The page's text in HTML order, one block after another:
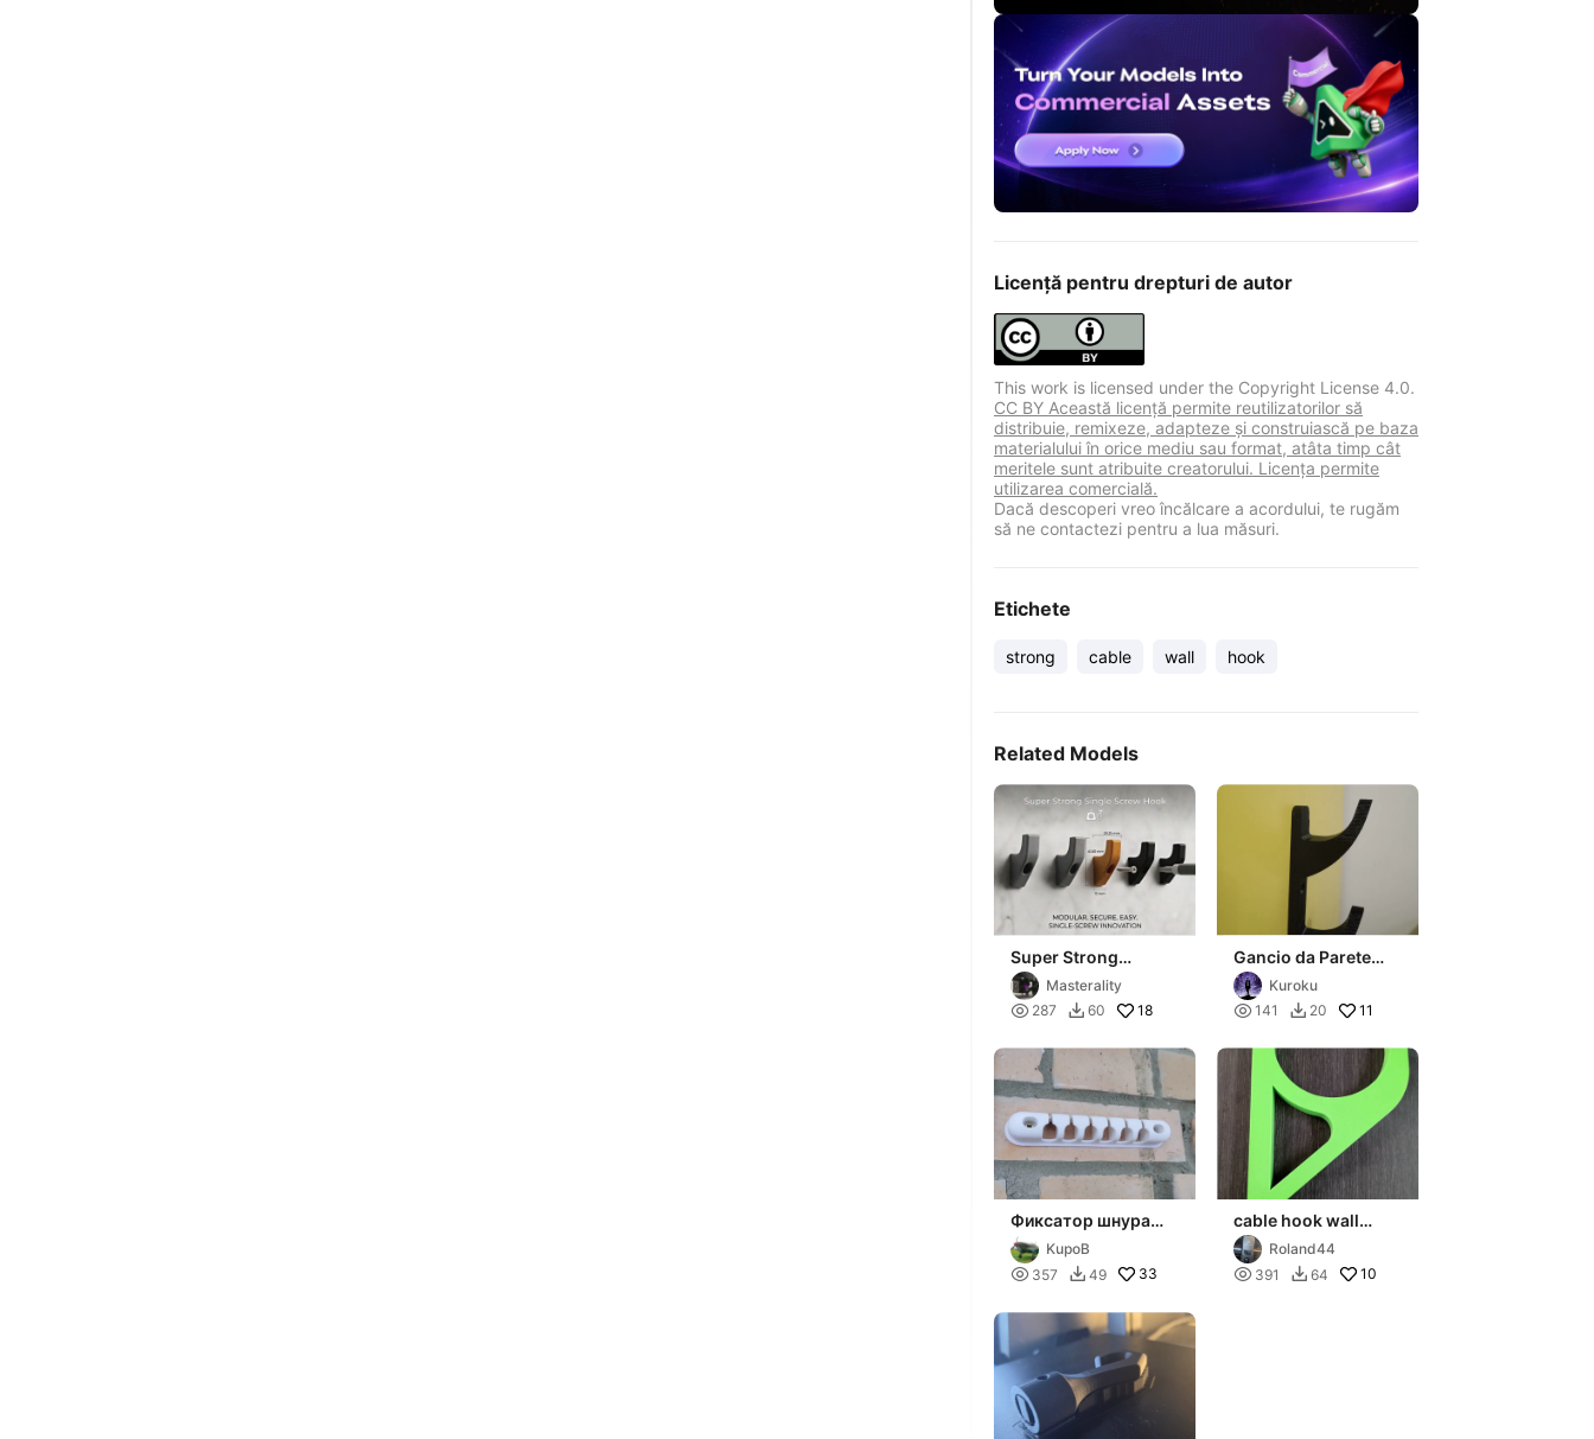
Licență pentru drepturi de autor
This work is licensed under the Copyright License 4.0.
CC BY Această licență permite reutilizatorilor să
distribuie, remixeze, adapteze și construiască pe baza
materialului în orice mediu sau format, atâta timp cât
meritele sunt atribuite creatorului. Licența permite
utilizarea comercială.
Dacă descoperi vreo încălcare a acordului, te rugăm
să ne contactezi pentru a lua măsuri.
Etichete
strong cable wall hook
Related Models
Super Strong
Single-Screw Wall
HookMasterality
 287  60 18
Gancio da Parete
Resistente con
fissaggio a viti
Kuroku
 141  20 11
Фиксатор шнура
потолочной
сушилки
KupoB
 357  49 33
cable hook wall
mount / Kabelhalter
Roland44
 391  64 10